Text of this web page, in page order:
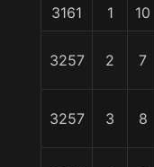
3161 1 10
3257 2 7
3257 3 8